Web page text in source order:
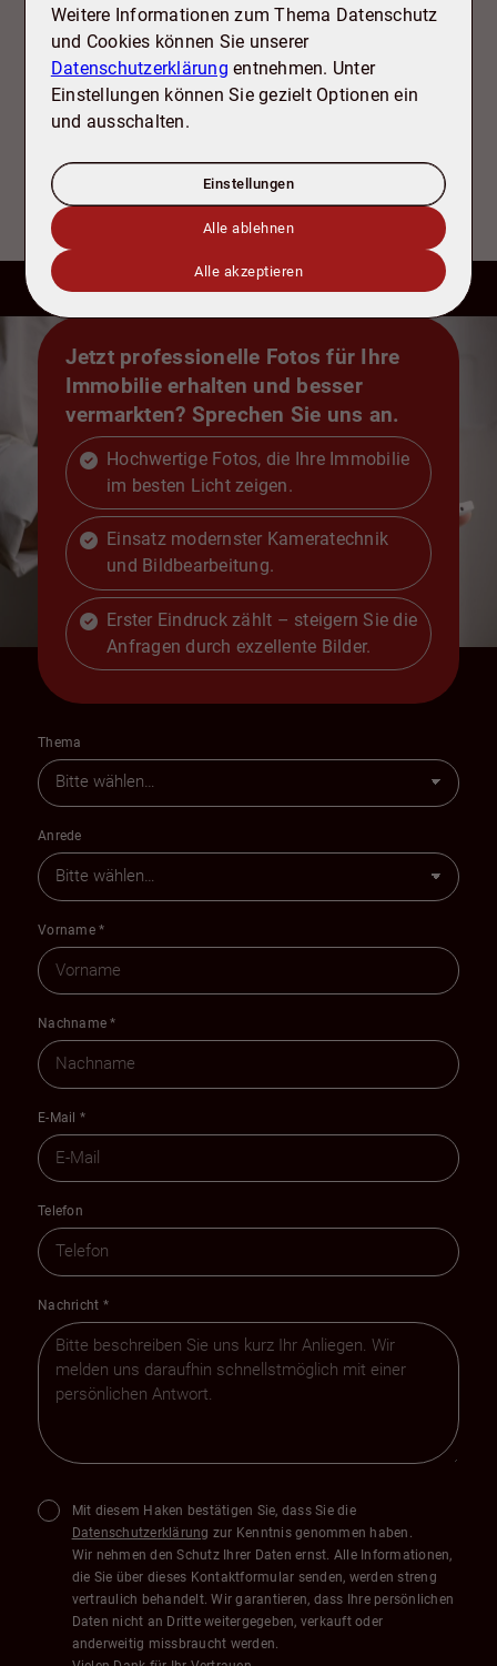
Bektas Afsar
+49 5341 17 92 82
info@tdb-sz.de
Jetzt professionelle Fotos für Ihre
Immobilie erhalten und besser
vermarkten? Sprechen Sie uns an.
Hochwertige Fotos, die Ihre Immobilie
im besten Licht zeigen.
Einsatz modernster Kameratechnik
und Bildbearbeitung.
Erster Eindruck zählt – steigern Sie die
Anfragen durch exzellente Bilder.
Thema
Anrede
Vorname*
Nachname*
E-Mail *
Telefon
Nachricht *
Mit diesem Haken bestätigen Sie, dass Sie die
Datenschutzerklärung zur Kenntnis genommen haben.
Wir nehmen den Schutz Ihrer Daten ernst. Alle Informationen,
die Sie über dieses Kontaktformular senden, werden streng
vertraulich behandelt. Wir garantieren, dass Ihre persönlichen
Daten nicht an Dritte weitergegeben, verkauft oder
anderweitig missbraucht werden.
Weitere Informationen zum Thema Datenschutz
und Cookies können Sie unserer
Datenschutzerklärung entnehmen. Unter
Einstellungen können Sie gezielt Optionen ein
und ausschalten.
Einstellungen
Alle ablehnen
Alle akzeptieren